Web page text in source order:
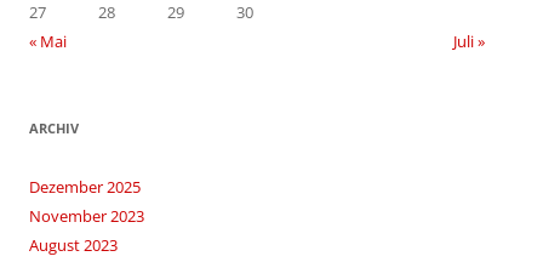
27
28 29
30
« Mai
Juli »
ARCHIV
Dezember 2025
November 2023
August 2023